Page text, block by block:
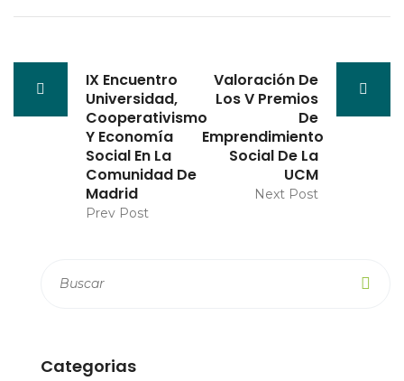
IX Encuentro
Universidad,
Cooperativismo
Y Economía
Social En La
Comunidad De
Madrid
Prev Post
Valoración De
Los V Premios
De
Emprendimiento
Social De La
UCM
Next Post
Categorias